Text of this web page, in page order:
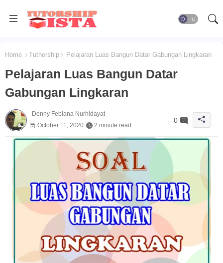
Home Tuthorship Pelajaran Luas Bangun Datar Gabungan Lingkaran
Pelajaran Luas Bangun Datar
Gabungan Lingkaran
Denny Febiana Nurhidayat
October 11, 2020
2 minute read
0